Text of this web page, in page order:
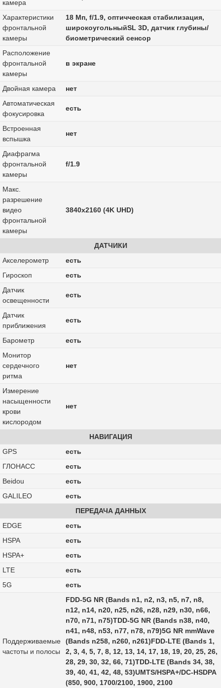
камера
Характеристики
фронтальной
камеры
18 Мп, f/1.9, оптичческая стабилизация,
широкоугольныйSL 3D, датчик глубины/
биометрический сенсор
Расположение
фронтальной
камеры
в экране
Двойная камера
нет
Автоматическая
фокусировка
есть
Встроенная
вспышка
нет
Диафрагма
фронтальной
камеры
f/1.9
Макс.
разрешение
видео
фронтальной
камеры
3840x2160 (4K UHD)
ДАТЧИКИ
Акселерометр
есть
Гироскоп
есть
Датчик
освещенности
есть
Датчик
приближения
есть
Барометр
есть
Монитор
сердечного
ритма
нет
Измерение
насыщенности
крови
кислородом
нет
НАВИГАЦИЯ
GPS
есть
ГЛОНАСС
есть
Beidou
есть
GALILEO
есть
ПЕРЕДАЧА ДАННЫХ
EDGE
есть
HSPA
есть
HSPA+
есть
LTE
есть
5G
есть
Поддерживаемые
частоты и полосы
FDD‑5G NR (Bands n1, n2, n3, n5, n7, n8,
n12, n14, n20, n25, n26, n28, n29, n30, n66,
n70, n71, n75)TDD‑5G NR (Bands n38, n40,
n41, n48, n53, n77, n78, n79)5G NR mmWave
(Bands n258, n260, n261)FDD‑LTE (Bands 1,
2, 3, 4, 5, 7, 8, 12, 13, 14, 17, 18, 19, 20, 25, 26,
28, 29, 30, 32, 66, 71)TDD‑LTE (Bands 34, 38,
39, 40, 41, 42, 48, 53)UMTS/HSPA+/DC-HSDPA
(850, 900, 1700/2100, 1900, 2100